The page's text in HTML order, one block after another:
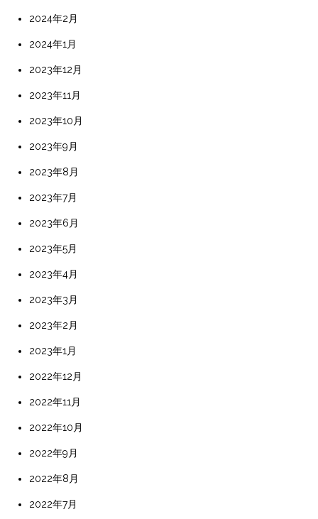
2024年2月
2024年1月
2023年12月
2023年11月
2023年10月
2023年9月
2023年8月
2023年7月
2023年6月
2023年5月
2023年4月
2023年3月
2023年2月
2023年1月
2022年12月
2022年11月
2022年10月
2022年9月
2022年8月
2022年7月